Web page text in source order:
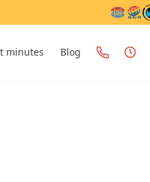
minutes Blog